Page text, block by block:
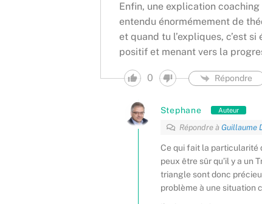
Enfin, une explication
entendu énormémement de
et quand tu l’expliques, c’est
positif et menant vers la
0 Répondre
Stephane Auteur
Répondre à Guillaume
Ce qui fait la particularité
peux être sûr qu’il y a un
triangle sont donc
problème à une situation